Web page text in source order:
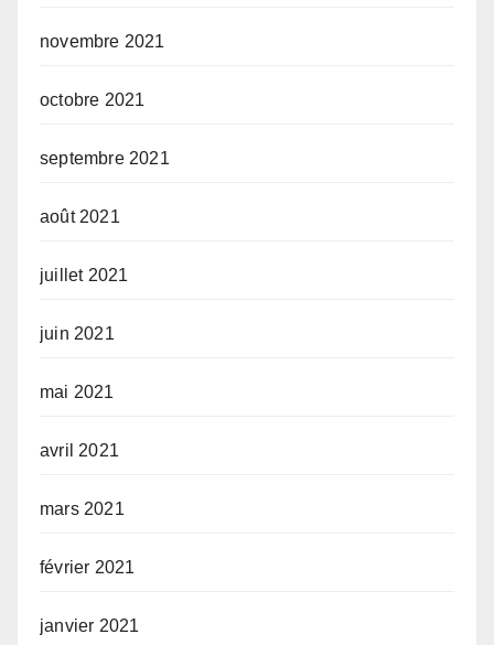
novembre 2021
octobre 2021
septembre 2021
août 2021
juillet 2021
juin 2021
mai 2021
avril 2021
mars 2021
février 2021
janvier 2021